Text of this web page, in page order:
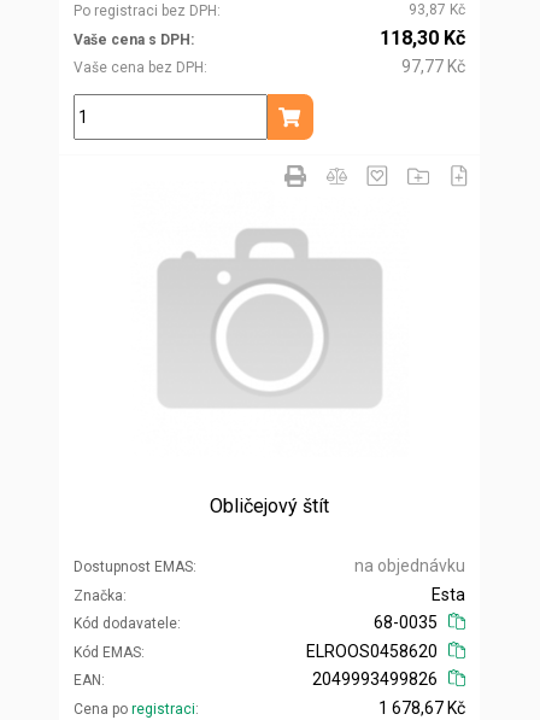
Po registraci bez DPH
93,87 Kč
Vaše cena s DPH
Vaše cena bez DPH
118,30 Kč
97,77 Kč
ks
Přidat do košíku
Obličejový štít
Dostupnost EMAS na objednávku
Značka
Kód dodavatele
Esta
68-0035
Kód EMAS
EAN
ELROOS0458620
2049993499826
Cena po registraci
1 678,67 Kč